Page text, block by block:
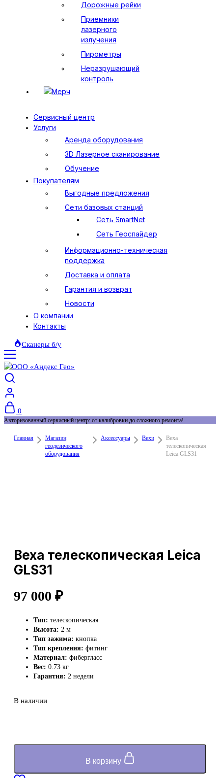
Дорожные рейки
Приемники
лазерного
излучения
Пирометры
Неразрушающий
контроль
Мерч
Сервисный центр
Услуги
Аренда оборудования
3D Лазерное сканирование
Обучение
Покупателям
Выгодные предложения
Сети базовых станций
Сеть SmartNet
Сеть Геоспайдер
Информационно-техническая
поддержка
Доставка и оплата
Гарантия и возврат
Новости
О компании
Контакты
Сканеры б/у
0
Авторизованный сервисный центр: от калибровки до сложного ремонта!
Главная
Магазин
геодезического
оборудования
Аксессуары Вехи
Веха
телескопическая
Leica GLS31
Веха телескопическая Leica
GLS31
97 000 ₽
Тип: телескопическая
Высота: 2 м
Тип зажима: кнопка
Тип крепления: фитинг
Материал: фибергласс
Вес: 0.73 кг
Гарантия: 2 недели
В наличии
В корзину